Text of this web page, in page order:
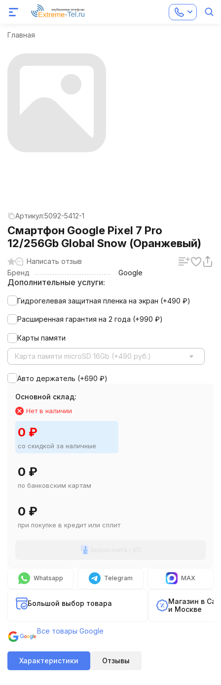
Главная
Артикул:5092-5412-1
Смартфон Google Pixel 7 Pro
12/256Gb Global Snow (Оранжевый)
Написать отзыв
Бренд
Google
Дополнительные услуги:
Гидрогелевая защитная пленка на экран (+490 ₽)
Расширенная гарантия на 2 года (+990 ₽)
Карты памяти
Карта памяти microSD 16Gb (+490 руб.)
Авто держатель (+690 ₽)
Основной склад:
Нет в наличии
0 ₽
со скидкой за наличные
0 ₽
по банковским картам
0 ₽
при покупке в кредит или сплит
Whatsapp Telegram MAX
Большой выбор товара
Магазин в
и Москве
Все товары Google
Характеристики Отзывы